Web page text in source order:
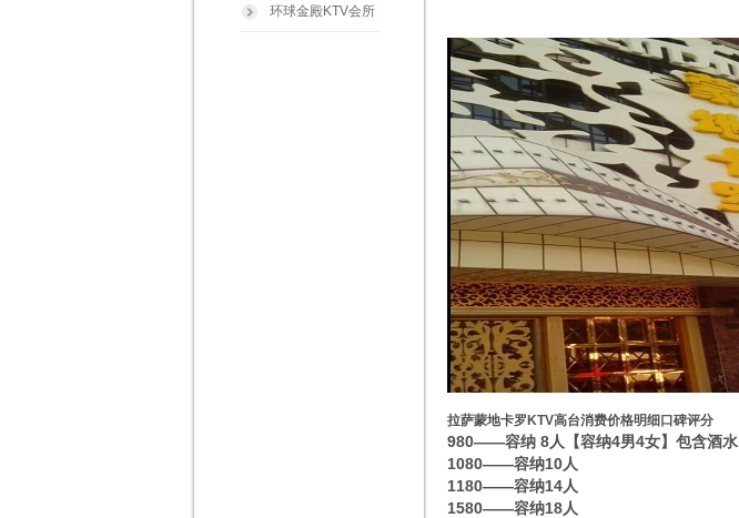
拉萨蒙地卡罗KTV高台消费价格明细口碑评分
980——容纳 8人【容纳4男4女】包含酒水
1080——容纳10人
1180——容纳14人
1580——容纳18人
环球金殿KTV会所